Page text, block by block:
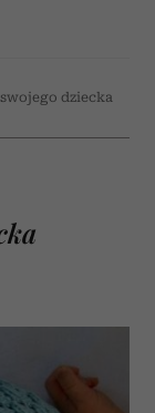
dziecka